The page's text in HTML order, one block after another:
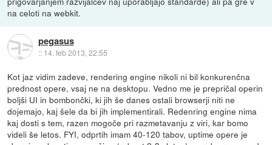
na celoti na webkit.
pegasus
:: 14. feb 2013, 22:55
Kot jaz vidim zadeve, rendering engine nikoli ni bil konkurenčna
prednost opere, vsaj ne na desktopu. Vedno me je prepričal operin
boljši UI in bombončki, ki jih še danes ostali browserji niti ne
dojemajo, kaj šele da bi jih implementirali. Redenring engine nima
kaj dosti s tem, razen mogoče pri razmetavanju z viri, kar bomo
videli še letos. FYI, odprtih imam 40-120 tabov, uptime opere je